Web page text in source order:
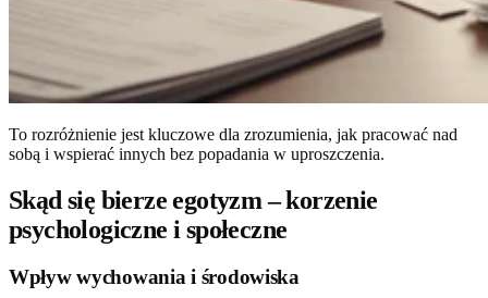
To rozróżnienie jest kluczowe dla zrozumienia, jak pracować nad
sobą i wspierać innych bez popadania w uproszczenia.
Skąd się bierze egotyzm – korzenie
psychologiczne i społeczne
Wpływ wychowania i środowiska